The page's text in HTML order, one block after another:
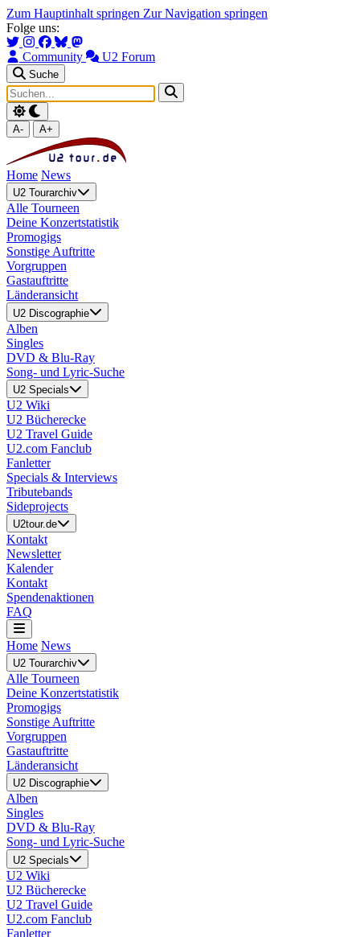
Zum Hauptinhalt springen Zur Navigation springen
Folge uns:
Community U2 Forum
Suche
A- A+
Home News
U2 Tourarchiv
Alle Tourneen
Deine Konzertstatistik
Promogigs
Sonstige Auftritte
Vorgruppen
Gastauftritte
Länderansicht
U2 Discographie
Alben
Singles
DVD & Blu-Ray
Song- und Lyric-Suche
U2 Specials
U2 Wiki
U2 Bücherecke
U2 Travel Guide
U2.com Fanclub
Fanletter
Specials & Interviews
Tributebands
Sideprojects
U2tour.de
Kontakt
Newsletter
Kalender
Kontakt
Spendenaktionen
FAQ
Home News
U2 Tourarchiv
Alle Tourneen
Deine Konzertstatistik
Promogigs
Sonstige Auftritte
Vorgruppen
Gastauftritte
Länderansicht
U2 Discographie
Alben
Singles
DVD & Blu-Ray
Song- und Lyric-Suche
U2 Specials
U2 Wiki
U2 Bücherecke
U2 Travel Guide
U2.com Fanclub
Fanletter